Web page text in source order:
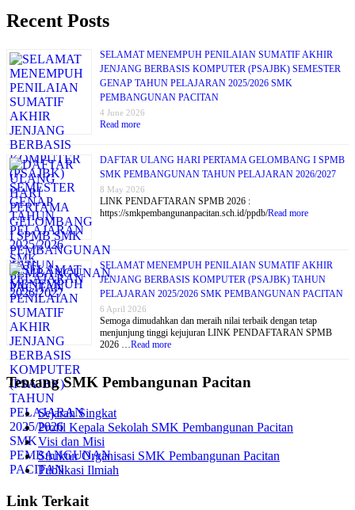
Recent Posts
SELAMAT MENEMPUH PENILAIAN SUMATIF AKHIR
JENJANG BERBASIS KOMPUTER (PSAJBK) SEMESTER
GENAP TAHUN PELAJARAN 2025/2026 SMK
PEMBANGUNAN PACITAN
4 June 2026
Read more
DAFTAR ULANG HARI PERTAMA GELOMBANG I SPMB
SMK PEMBANGUNAN TAHUN PELAJARAN 2026/2027
8 May 2026
LINK PENDAFTARAN SPMB 2026 :
https://smkpembangunanpacitan.sch.id/ppdb/Read more
SELAMAT MENEMPUH PENILAIAN SUMATIF AKHIR
JENJANG BERBASIS KOMPUTER (PSAJBK) TAHUN
PELAJARAN 2025/2026 SMK PEMBANGUNAN PACITAN
6 April 2026
Semoga dimudahkan dan meraih nilai terbaik dengan tetap
menjunjung tinggi kejujuran LINK PENDAFTARAN SPMB
2026 … Read more
Tentang SMK Pembangunan Pacitan
Sejarah Singkat
Profil Kepala Sekolah SMK Pembangunan Pacitan
Visi dan Misi
Struktur Organisasi SMK Pembangunan Pacitan
Publikasi Ilmiah
Link Terkait